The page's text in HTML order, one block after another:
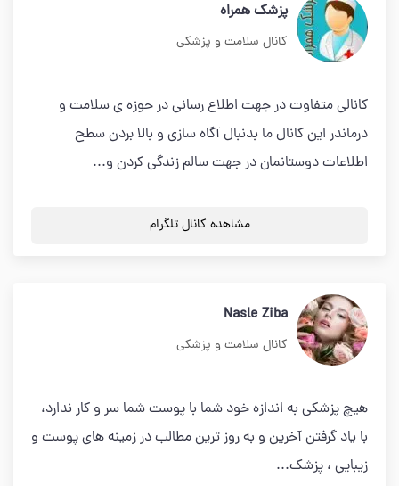
پزشک همراه
کانال سلامت و پزشکی
کانالی متفاوت در جهت اطلاع رسانی در حوزه ی سلامت و
درماندر این کانال ما بدنبال آگاه سازی و بالا بردن سطح
اطلاعات دوستانمان در جهت سالم زندگی کردن و...
مشاهده کانال تلگرام
Nasle Ziba
کانال سلامت و پزشکی
هیچ پزشکی به اندازه خود شما با پوست شما سر و کار ندارد،
با یاد گرفتن آخرین و به روز ترین مطالب در زمینه های پوست و
زیبایی ، پزشک...